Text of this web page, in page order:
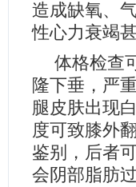
造成缺氧、
性心力衰竭
体格检查
隆下垂，严
腿皮肤出现
度可致膝外
鉴别，后者
会阴部脂肪